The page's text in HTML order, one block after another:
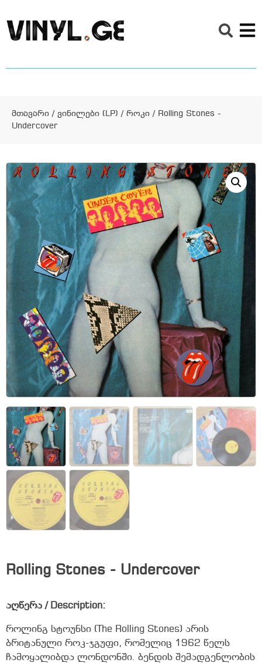
მთავარი / ვინილები (LP) / როკი / Rolling Stones ‎-
Undercover
Rolling Stones ‎- Undercover
აღწერა / Description:
როლინგ სტოუნსი (The Rolling Stones) არის
ბრიტანული როკ-ჯგუფი, რომელიც 1962 წელს
ჩამოყალიბდა ლონდონში. ბენდის შემადგენლობის